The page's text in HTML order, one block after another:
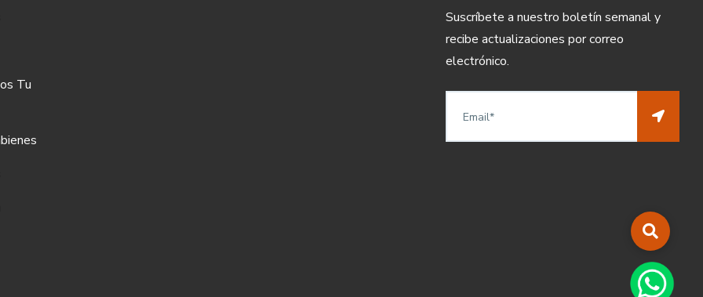
Tu
Suscríbete a nuestro boletín semanal y
recibe actualizaciones por correo
electrónico.